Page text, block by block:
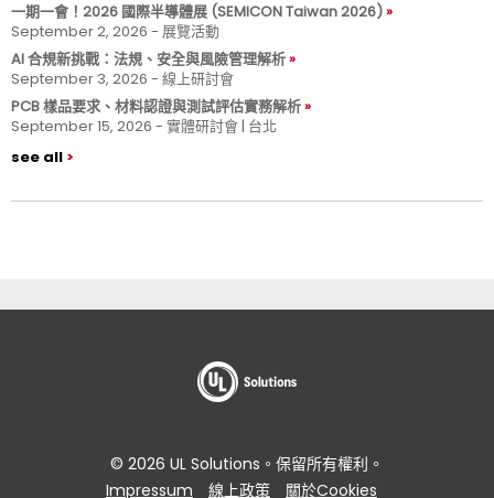
一期一會！2026 國際半導體展 (SEMICON Taiwan 2026)
September 2, 2026 - 展覽活動
AI 合規新挑戰：法規、安全與風險管理解析
September 3, 2026 - 線上研討會
PCB 樣品要求、材料認證與測試評估實務解析
September 15, 2026 - 實體研討會 | 台北
see all
© 2026 UL Solutions。保留所有權利。
Impressum
線上政策 關於Cookies